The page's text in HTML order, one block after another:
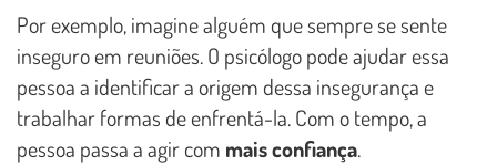
Por exemplo, imagine alguém que sempre se sente
inseguro em reuniões. O psicólogo pode ajudar essa
pessoa a identificar a origem dessa insegurança e
trabalhar formas de enfrentá-la. Com o tempo, a
pessoa passa a agir com mais confiança.